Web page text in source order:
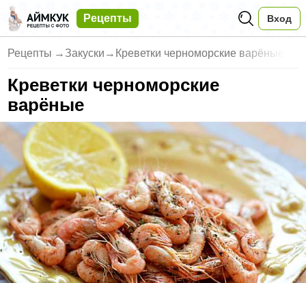
Рецепты Вход
Рецепты → Закуски → Креветки черноморские варёные
Креветки черноморские
варёные